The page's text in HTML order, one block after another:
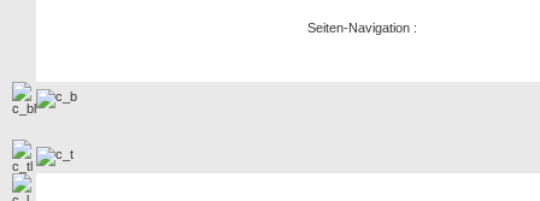
Seiten-Navigation :